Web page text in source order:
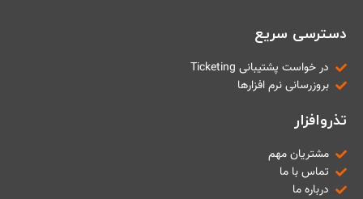
دسترسی سریع
در خواست پشتیبانی Ticketing
بروزرسانی نرم افزارها
تذروافزار
مشتریان مهم
تماس با ما
درباره ما